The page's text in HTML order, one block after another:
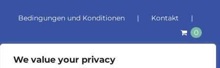
We value your privacy
Bedingungen und Konditionen
Kontakt
0